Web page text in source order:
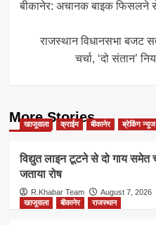
navigation
बीकानेर: अचानक बाइक फिसलने से
राजस्थान विधानसभा बजट
चर्चा, ‘दो संतान’
More Stories
खाजूवाला क्राईम बीकानेर ब्रेकिंग न्यूज
विद्युत लाइन टूटने से दो गाय समेत
जताया रोष
R.Khabar Team
August 7, 2026
खाजूवाला
बीकानेर राजस्थान